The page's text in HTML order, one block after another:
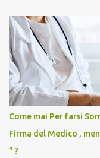
Come mai Per farsi
Firma del Medico ,
” ?